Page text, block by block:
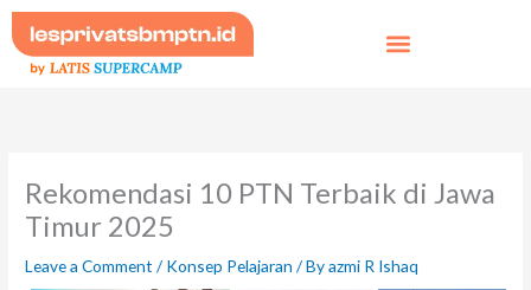
Skip
to
content
Rekomendasi 10 PTN Terbaik di Jawa
Timur 2025
Leave a Comment / Konsep Pelajaran / Byazmi R Ishaq